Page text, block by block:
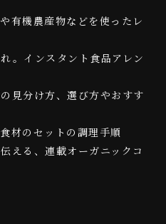
有機農産物などを使ったレ
。インスタント食品アレン
見分け方、選び方やおすす
材のセットの調理手順
える、連載オーガニックコ